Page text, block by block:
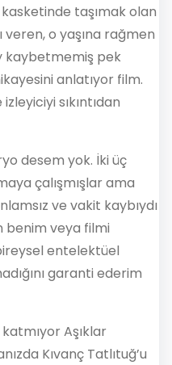
taşımak olan
veren, o yaşına rağmen
kaybetmemiş pek
anlatıyor film.
sıkıntıdan
desem yok. İki üç
çalışmışlar ama
ve vakit kaybıydı
benim veya filmi
entelektüel
garanti ederim
Aşıklar
Kıvanç Tatlıtuğ’u